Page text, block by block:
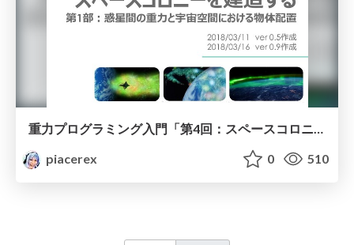
重力プログラミング入門「第4回：スペースコロニーを建造する」
piacerex
0 510